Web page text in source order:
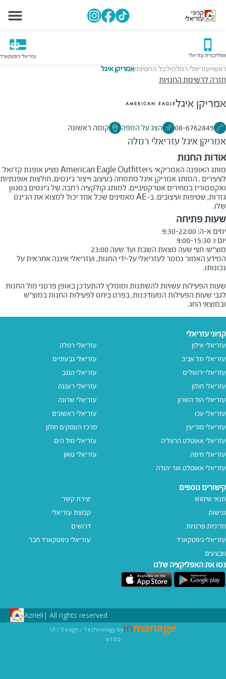
אפליקציית עזריאלי עזריאלי גיפטקארד
ראשי>עזריאלי רמלה>לכל החנויות>אמריקן איגל
חזרה לרשימת החנויות
אמריקן איגל
08-6762849 הצג על המפה קומה ראשונה
אמריקן איגלעזריאלי רמלה
אודות החנות
מותג האופנה האמריקאי American Eagle Outfitters מציע אופנת קז'ואל
לצעירים . המותג אמריקן איגל מתמחה בעיצוב וייצור ג'ינסים, חולצות אופנתיות
ואקססוריז במחירים אטרקטיביים. למותג קולקציה רחבה של ג'ינסים במגוון
גזרות, שטיפות ועיצובים. ב-AE מאמינים שכל אחד יכול למצוא את הג'ינס
שלו.
שעות פתיחה
מוצ״ש: חצי שעה מצאת השבת ועד שעה 23:00
המידע האמור נמסר לעזריאלי על-ידי החנות, ועזריאלי איננה אחראית על
שעות הפעילות עשויות להשתנות ומומלץ להתעדכן באופן פרטני מול החנות
לגבי שעות הפעילות המעודכנות, בפרט ביחס לפעילות החנות במוצ"ש
ובמוצאי החג.
קניוני עזריאלי
עזריאלי אילון
עזריאלי תל אביב
עזריאלי ירושלים
עזריאלי חולון
עזריאלי הוד השרון
עזריאלי עכו
עזריאלי מודיעין
עזריאלי אאוטלט הרצליה
עזריאלי חיפה
עזריאלי אאוטלט אור יהודה
עזריאלי רמלה
עזריאלי גבעתיים
עזריאלי הנגב
עזריאלי רעננה
עזריאלי שרונה
עזריאלי ראשונים
מרכז העסקים חולון
עזריאלי מול הים
עזריאלי טאון
קישורים נוספים
תנאי שימוש
נגישות
מדיניות פרטיות
עזריאלי גיפטקארד
מבצעים
יצירת קשר
קבוצת עזריאלי
דרושים
עזריאלי גיפטקארד חבר‎
נסו את האפליקציה שלנו
All rights reserved |
Azrieli
UI / Design / Technology by
v1.0.0